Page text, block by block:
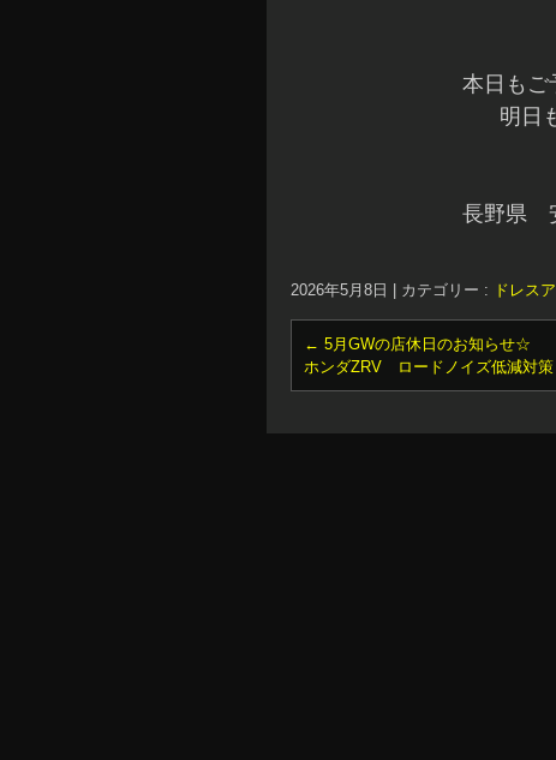
本日もご
明日
長野県
2026年5月8日 カテゴリー : ドレス
← 5月GWの店休日のお知らせ☆
ホンダZRV ロードノイズ低減対